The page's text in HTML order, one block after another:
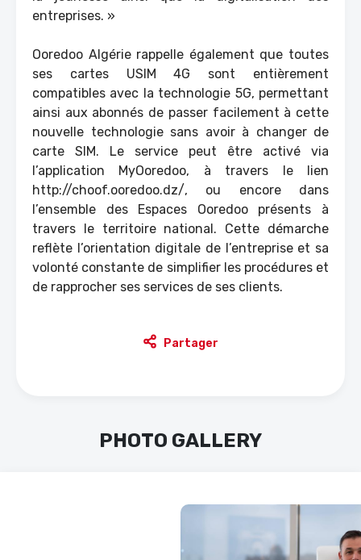
entreprises. »
Ooredoo Algérie rappelle également que toutes
ses cartes USIM 4G sont entièrement
compatibles avec la technologie 5G, permettant
ainsi aux abonnés de passer facilement à cette
nouvelle technologie sans avoir à changer de
carte SIM. Le service peut être activé via
l’application MyOoredoo, à travers le lien
http://choof.ooredoo.dz/, ou encore dans
l’ensemble des Espaces Ooredoo présents à
travers le territoire national. Cette démarche
reflète l’orientation digitale de l’entreprise et sa
volonté constante de simplifier les procédures et
de rapprocher ses services de ses clients.
Partager
PHOTO GALLERY